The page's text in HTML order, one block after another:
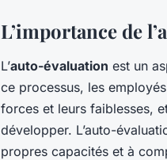
L’importance de
L’auto-évaluation est un
ce processus, les
forces et leurs faiblesses,
développer. L’auto-
propres capacités et à